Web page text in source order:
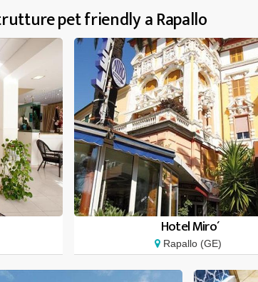
pet friendly a Rapallo
Hotel Miro´
Rapallo (GE)